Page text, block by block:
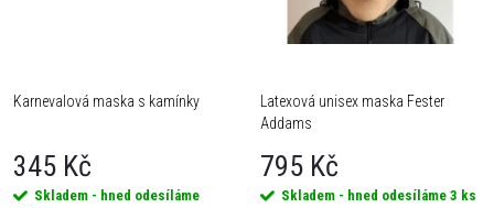
p
r
s
p
Karnevalová maska s kamínky
345 Kč
Skladem - hned odesíláme
Latexová unisex maska Fester
Addams
795 Kč
Skladem - hned odesíláme 3 ks